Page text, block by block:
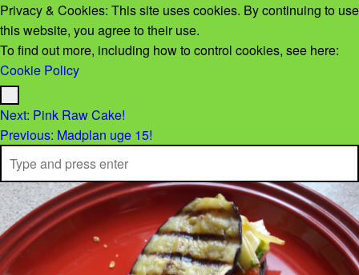
Privacy & Cookies: This site uses cookies. By continuing to use
this website, you agree to their use.
To find out more, including how to control cookies, see here:
Cookie Policy
Post navigation
Next: Pink Raw Cake!
Previous: Madplan uge 15!
Search